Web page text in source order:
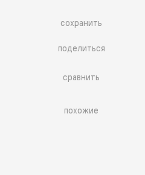
сохранить
поделиться
сравнить
похожие